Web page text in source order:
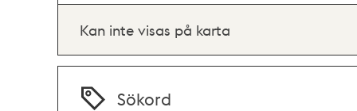
Kan inte visas på karta
Sökord